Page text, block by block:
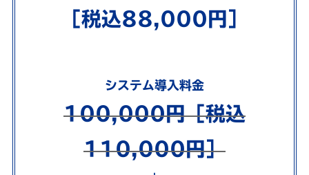
［税込88,000円］
システム導入料金
100,000円［税込
110,000円］